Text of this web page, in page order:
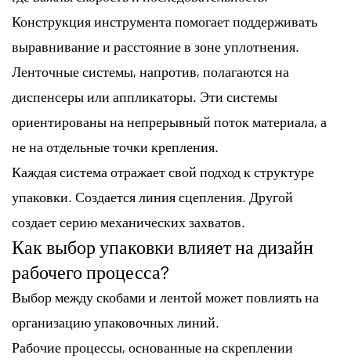
Конструкция инструмента помогает поддерживать
выравнивание и расстояние в зоне уплотнения.
Ленточные системы, напротив, полагаются на
диспенсеры или аппликаторы. Эти системы
ориентированы на непрерывный поток материала, а
не на отдельные точки крепления.
Каждая система отражает свой подход к структуре
упаковки. Создается линия сцепления. Другой
создает серию механических захватов.
Как выбор упаковки влияет на дизайн
рабочего процесса?
Выбор между скобами и лентой может повлиять на
организацию упаковочных линий.
Рабочие процессы, основанные на скреплении